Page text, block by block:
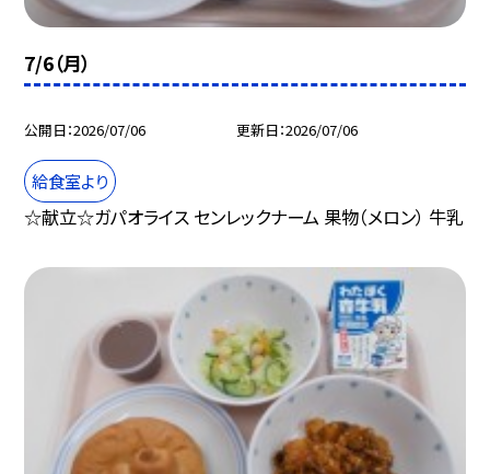
7/6（月）
公開日 2026/07/06 更新日 2026/07/06
給食室より
☆献立☆ガパオライス センレックナーム 果物（メロン） 牛乳